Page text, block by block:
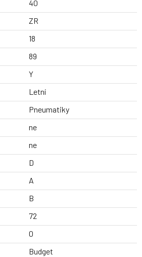
40
ZR
18
89
Y
Letní
Pneumatiky
ne
ne
D
A
B
72
0
Budget